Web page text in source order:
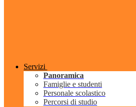
Servizi
Panoramica
Famiglie e studenti
Personale scolastico
Percorsi di studio